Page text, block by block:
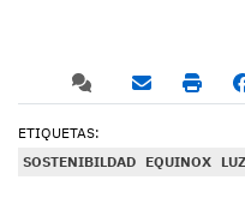
ETIQUETAS:
SOSTENIBILDAD EQUINOX LUZ